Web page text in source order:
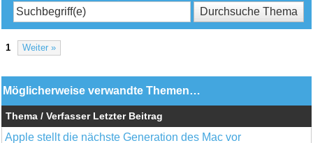
1 Weiter »
Möglicherweise verwandte Themen…
Thema / Verfasser Letzter Beitrag
Apple stellt die nächste Generation des Mac vor